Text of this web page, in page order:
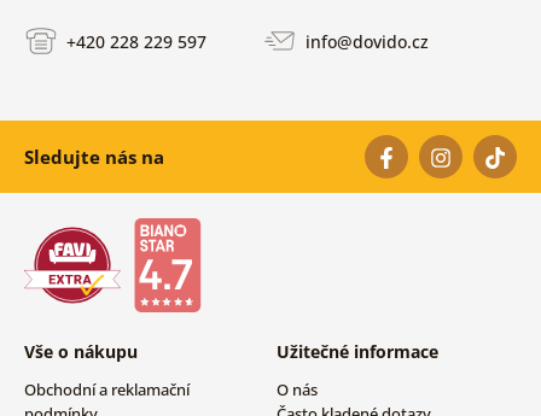
+420 228 229 597 info@dovido.cz
Sledujte nás na
Vše o nákupu
Obchodní a reklamační
Užitečné informace
O nás